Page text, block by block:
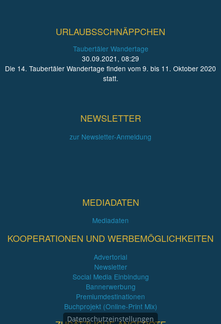
URLAUBSSCHNÄPPCHEN
Taubertäler Wandertage
30.09.2021, 08:29
Die 14. Taubertäler Wandertage finden vom 9. bis 11. Oktober 2020
statt.
NEWSLETTER
zur Newsletter-Anmeldung
MEDIADATEN
Mediadaten
KOOPERATIONEN UND WERBEMÖGLICHKEITEN
Advertorial
Newsletter
Social Media Einbindung
Bannerwerbung
Premiumdestinationen
Buchprojekt (Online-Print Mix)
Datenschutzeinstellungen